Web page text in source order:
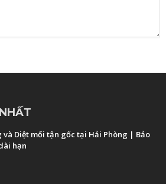
và Diệt mối tận gốc tại Hải Phòng | Bảo
hạn